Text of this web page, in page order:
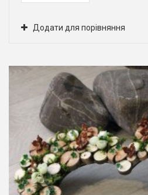
Додати для порівняння